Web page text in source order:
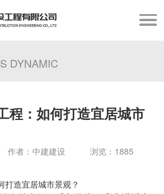
DYNAMIC
程：如何打造宜居城市
者：中建建设 浏览：1885
打造宜居城市景观？